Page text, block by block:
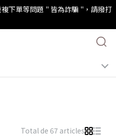
單等問題 " 皆為詐騙 "，請撥打
Total de 67 articles